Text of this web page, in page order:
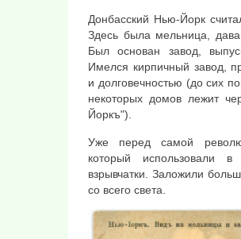
Донбасский Нью-Йорк
Здесь была мельница,
Был основан завод,
Имелся кирпичный завод,
и долговечностью (до сих
некоторых домов лежит
Йоркъ").
Уже перед самой
который использовали
взрывчатки. Заложили
со всего света.